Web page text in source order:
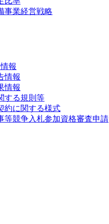
事業経営戦略
報
情報
情報
する規則等
約に関する様式
等競争入札参加資格審査申請